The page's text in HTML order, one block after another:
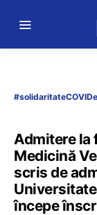
Admitere la
Medicină
scris de
începe